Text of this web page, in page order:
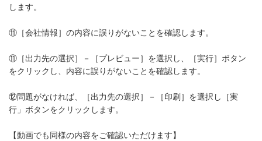
します。
⑪［会社情報］の内容に誤りがないことを確認します。
⑪［出力先の選択］－［プレビュー］を選択し、［実行］ボタン
をクリックし、内容に誤りがないことを確認します。
⑫問題がなければ、［出力先の選択］－［印刷］を選択し［実
行」ボタンをクリックします。
【動画でも同様の内容をご確認いただけます】